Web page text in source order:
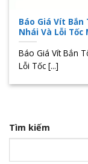
Báo Giá Vít Bắn
Nhái Và Lỗi Tốc
Báo Giá Vít Bắn
Lỗi Tốc [...]
Tìm kiếm